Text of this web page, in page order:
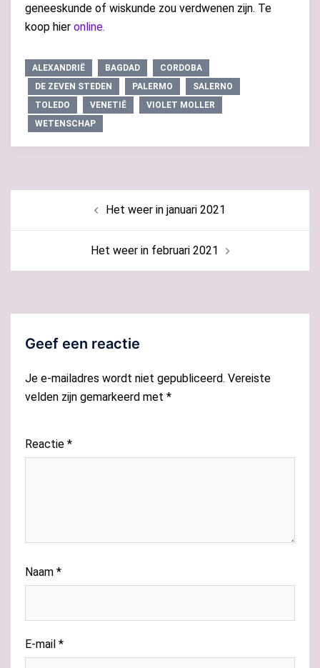
geneeskunde of wiskunde zou verdwenen zijn. Te
koop hier online.
ALEXANDRIË BAGDAD
CORDOBA
DE ZEVEN STEDEN
PALERMO
SALERNO
TOLEDO
VENETIË
VIOLET MOLLER
WETENSCHAP
Het weer in januari 2021
Het weer in februari 2021
Geef een reactie
Je e-mailadres wordt niet gepubliceerd. Vereiste
velden zijn gemarkeerd met *
Reactie *
Naam *
E-mail *